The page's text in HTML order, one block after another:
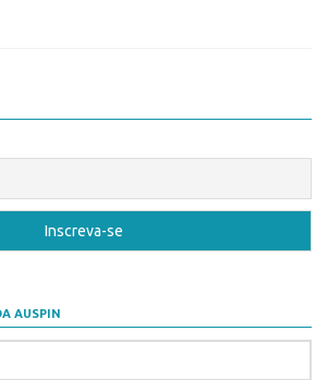
Industrial
para Inovação
AUSPIN